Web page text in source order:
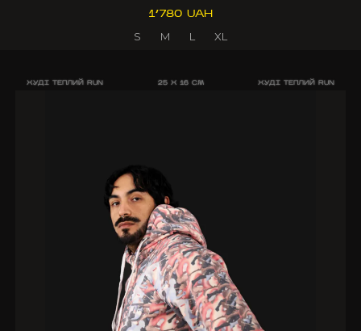
1’780 UAH
S
M L XL
ХУДІ ТЕПЛИЙ RUN 25 X 16 CM ХУДІ ТЕПЛИЙ RUN